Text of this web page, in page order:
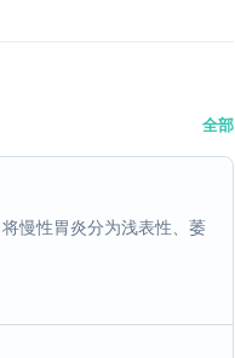
全部
慢性胃炎分为浅表性、萎